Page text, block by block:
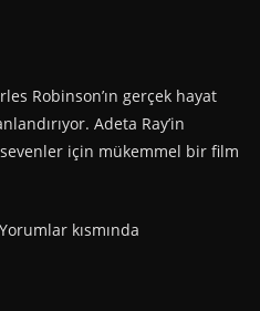
Robinson’ın gerçek hayat
Adeta Ray’in
için mükemmel bir film
kısmında